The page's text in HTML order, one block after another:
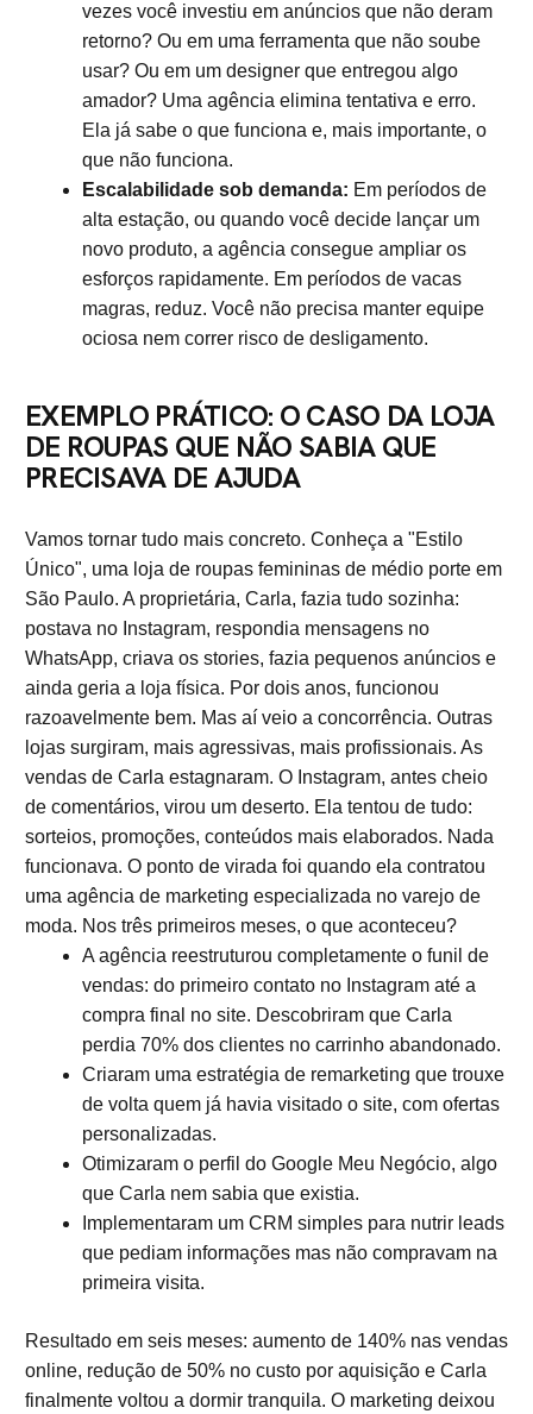
vezes você investiu em anúncios que não deram
retorno? Ou em uma ferramenta que não soube
usar? Ou em um designer que entregou algo
amador? Uma agência elimina tentativa e erro.
Ela já sabe o que funciona e, mais importante, o
que não funciona.
Escalabilidade sob demanda: Em períodos de
alta estação, ou quando você decide lançar um
novo produto, a agência consegue ampliar os
esforços rapidamente. Em períodos de vacas
magras, reduz. Você não precisa manter equipe
ociosa nem correr risco de desligamento.
EXEMPLO PRÁTICO: O CASO DA LOJA
DE ROUPAS QUE NÃO SABIA QUE
PRECISAVA DE AJUDA
Vamos tornar tudo mais concreto. Conheça a "Estilo
Único", uma loja de roupas femininas de médio porte em
São Paulo. A proprietária, Carla, fazia tudo sozinha:
postava no Instagram, respondia mensagens no
WhatsApp, criava os stories, fazia pequenos anúncios e
ainda geria a loja física. Por dois anos, funcionou
razoavelmente bem. Mas aí veio a concorrência. Outras
lojas surgiram, mais agressivas, mais profissionais. As
vendas de Carla estagnaram. O Instagram, antes cheio
de comentários, virou um deserto. Ela tentou de tudo:
sorteios, promoções, conteúdos mais elaborados. Nada
funcionava. O ponto de virada foi quando ela contratou
uma agência de marketing especializada no varejo de
moda. Nos três primeiros meses, o que aconteceu?
A agência reestruturou completamente o funil de
vendas: do primeiro contato no Instagram até a
compra final no site. Descobriram que Carla
perdia 70% dos clientes no carrinho abandonado.
Criaram uma estratégia de remarketing que trouxe
de volta quem já havia visitado o site, com ofertas
personalizadas.
Otimizaram o perfil do Google Meu Negócio, algo
que Carla nem sabia que existia.
Implementaram um CRM simples para nutrir leads
que pediam informações mas não compravam na
primeira visita.
Resultado em seis meses: aumento de 140% nas vendas
online, redução de 50% no custo por aquisição e Carla
finalmente voltou a dormir tranquila. O marketing deixou